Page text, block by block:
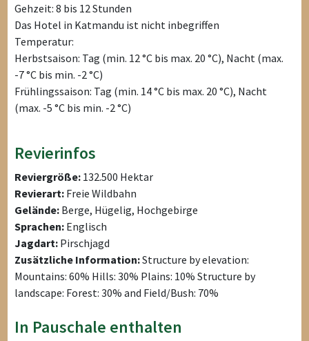
Gehzeit: 8 bis 12 Stunden
Das Hotel in Katmandu ist nicht inbegriffen
Temperatur:
Herbstsaison: Tag (min. 12 °C bis max. 20 °C), Nacht (max.
-7 °C bis min. -2 °C)
Frühlingssaison: Tag (min. 14 °C bis max. 20 °C), Nacht
(max. -5 °C bis min. -2 °C)
Revierinfos
Reviergröße: 132.500 Hektar
Revierart: Freie Wildbahn
Gelände: Berge, Hügelig, Hochgebirge
Sprachen: Englisch
Jagdart: Pirschjagd
Zusätzliche Information:Structure by elevation:
Mountains: 60% Hills: 30% Plains: 10% Structure by
landscape: Forest: 30% and Field/Bush: 70%
In Pauschale enthalten